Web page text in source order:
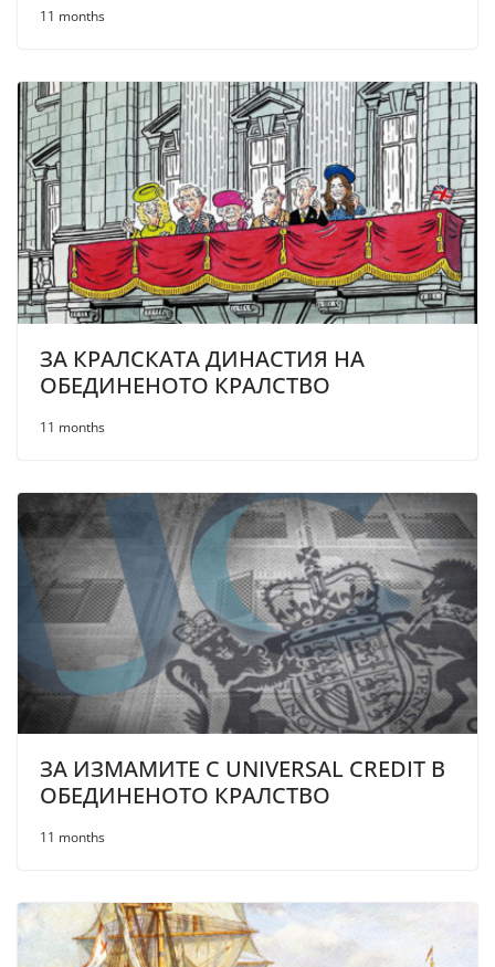
11 months
ЗА КРАЛСКАТА ДИНАСТИЯ НА
ОБЕДИНЕНОТО КРАЛСТВО
11 months
ЗА ИЗМАМИТЕ С UNIVERSAL CREDIT В
ОБЕДИНЕНОТО КРАЛСТВО
11 months